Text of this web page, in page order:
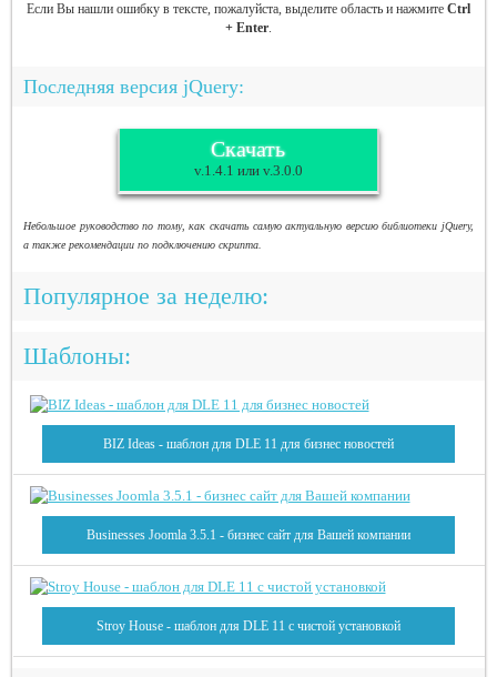
Если Вы нашли ошибку в тексте, пожалуйста, выделите область и нажмите Ctrl
+ Enter.
Последняя версия jQuery:
Скачать
v.1.4.1 или v.3.0.0
Небольшое руководство по тому, как скачать самую актуальную версию библиотеки jQuery,
а также рекомендации по подключению скрипта.
Популярное за неделю:
Шаблоны:
BIZ Ideas - шаблон для DLE 11 для бизнес новостей
Businesses Joomla 3.5.1 - бизнес сайт для Вашей компании
Stroy House - шаблон для DLE 11 с чистой установкой